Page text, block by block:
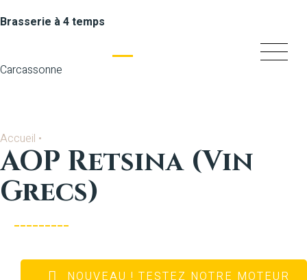
Brasserie à 4 temps
Carcassonne
Accueil •
AOP Retsina (Vin
Grecs)
NOUVEAU ! TESTEZ NOTRE MOTEUR